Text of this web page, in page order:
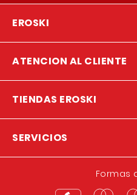
EROSKI
ATENCION AL CLIENTE
TIENDAS EROSKI
SERVICIOS
Formas